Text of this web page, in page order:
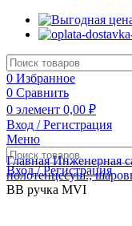
0 Избранное
0 Сравнить
0 элемент 0,00 ₽
Вход / Регистрация
Меню
Вход / Регистрация
ГлавнаяИнженерная
полотенцесуш.,
ВВ ручка MVI